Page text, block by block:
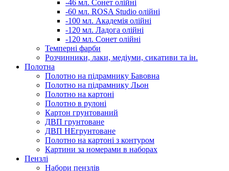
-46 мл. Сонет олійні
-60 мл. ROSA Studio олійні
-100 мл. Академія олійні
-120 мл. Ладога олійні
-120 мл. Сонет олійні
Темперні фарби
Розчинники, лаки, медіуми, сикативи та ін.
Полотна
Полотно на підрамнику Бавовна
Полотно на підрамнику Льон
Полотно на картоні
Полотно в рулоні
Картон грунтований
ДВП грунтоване
ДВП НЕгрунтоване
Полотно на картоні з контуром
Картини за номерами в наборах
Пензлі
Набори пензлів